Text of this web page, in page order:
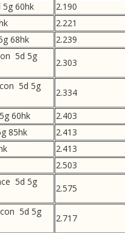
60hk
2.190
2.221
68hk
2.239
5d 5g
2.303
5d 5g
2.334
60hk
2.403
85hk
2.413
2.413
2.503
5d 5g
2.575
5d 5g
2.717